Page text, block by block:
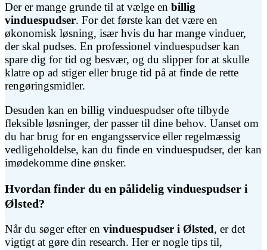
Der er mange grunde til at vælge en billig
vinduespudser. For det første kan det være en
økonomisk løsning, især hvis du har mange vinduer,
der skal pudses. En professionel vinduespudser kan
spare dig for tid og besvær, og du slipper for at skulle
klatre op ad stiger eller bruge tid på at finde de rette
rengøringsmidler.
Desuden kan en billig vinduespudser ofte tilbyde
fleksible løsninger, der passer til dine behov. Uanset om
du har brug for en engangsservice eller regelmæssig
vedligeholdelse, kan du finde en vinduespudser, der kan
imødekomme dine ønsker.
Hvordan finder du en pålidelig vinduespudser i
Ølsted?
Når du søger efter en vinduespudser i Ølsted, er det
vigtigt at gøre din research. Her er nogle tips til,